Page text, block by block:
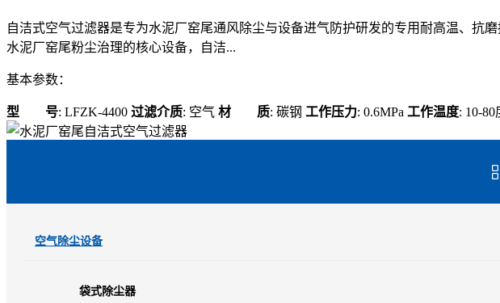
自洁式空气过滤器是专为水泥厂窑尾通风除尘与设备进气防护研发的专用耐高温、抗
水泥厂窑尾粉尘治理的核心设备，自洁...
基本参数：
型 号: LFZK-4400 过滤介质: 空气 材 质: 碳钢 工作压力: 0.6MPa 工作温度: 10-80
空气除尘设备
袋式除尘器